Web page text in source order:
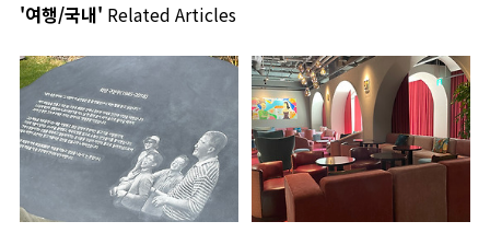
'여행/국내' Related Articles